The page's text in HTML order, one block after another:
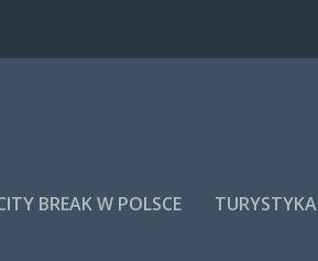
BREAK W POLSCE TURYSTYKA